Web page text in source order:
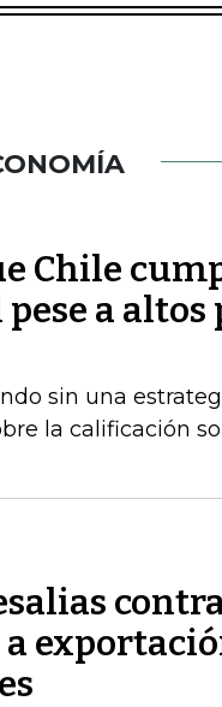
Chile
a altos
sin una
la calificación
contra